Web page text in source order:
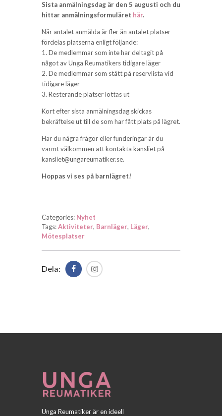
Sista anmälningsdag är den 5 augusti och du
hittar anmälningsformuläret här.
När antalet anmälda är fler än antalet platser
fördelas platserna enligt följande:
1. De medlemmar som inte har deltagit på
något av Unga Reumatikers tidigare läger
2. De medlemmar som stått på reservlista vid
tidigare läger
3. Resterande platser lottas ut
Kort efter sista anmälningsdag skickas
bekräftelse ut till de som har fått plats på lägret.
Har du några frågor eller funderingar är du
varmt välkommen att kontakta kansliet på
kansliet@ungareumatiker.se.
Hoppas vi ses på barnlägret!
Categories: Nyhet
Tags:Aktiviteter, Barnläger, Läger,
Mötesplatser
Dela:
Unga Reumatiker är en ideell